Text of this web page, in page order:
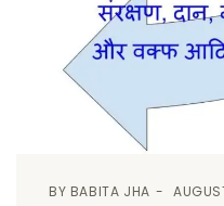
BY BABITA JHA